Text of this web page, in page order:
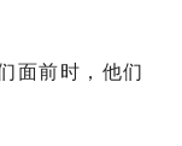
面前时，他们